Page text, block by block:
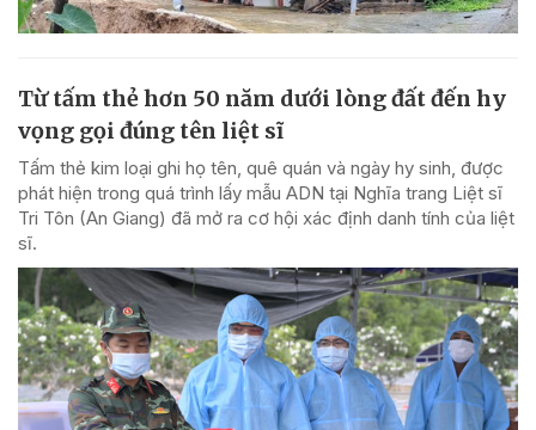
Từ tấm thẻ hơn 50 năm dưới lòng đất đến hy
vọng gọi đúng tên liệt sĩ
Tấm thẻ kim loại ghi họ tên, quê quán và ngày hy sinh, được
phát hiện trong quá trình lấy mẫu ADN tại Nghĩa trang Liệt sĩ
Tri Tôn (An Giang) đã mở ra cơ hội xác định danh tính của liệt
sĩ.